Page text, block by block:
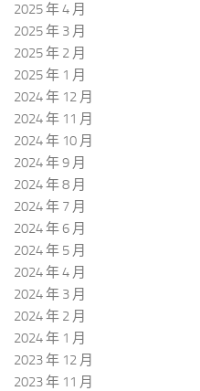
2025 年 4 月
2025 年 3 月
2025 年 2 月
2025 年 1 月
2024 年 12 月
2024 年 11 月
2024 年 10 月
2024 年 9 月
2024 年 8 月
2024 年 7 月
2024 年 6 月
2024 年 5 月
2024 年 4 月
2024 年 3 月
2024 年 2 月
2024 年 1 月
2023 年 12 月
2023 年 11 月